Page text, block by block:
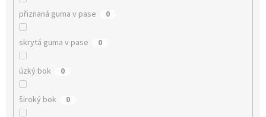
přiznaná guma v pase 0
skrytá guma v pase 0
úzký bok 0
široký bok 0